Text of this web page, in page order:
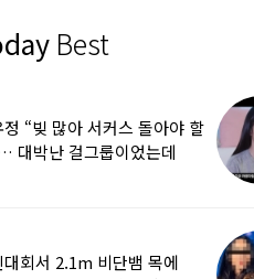
Best
정 “빚 많아 서커스 돌아야 할
대박난 걸그룹이었는데
대회서 2.1m 비단뱀 목에